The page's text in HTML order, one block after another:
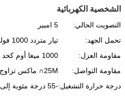
الشخصية الكهربائية
التصويت الحالي:
5 امبير
تحمل الجهد:
تيار متردد 1000 فولت جذر متوسط ​​التربيع
مقاومة العزل:
1000 ميغا أوم كحد أدنى عند تيار مستمر 500 فولت
مقاومة التواصل:
25M∩ ماكس تزاوج
درجة حرارة التشغيل:-55 درجة مئوية إلى + 105 درجة مئوية